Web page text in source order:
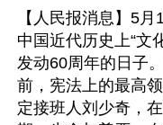
【人民报消息】5月
中国近代历史上“文
发动60周年的日子
前，宪法上的最高
定接班人刘少奇，